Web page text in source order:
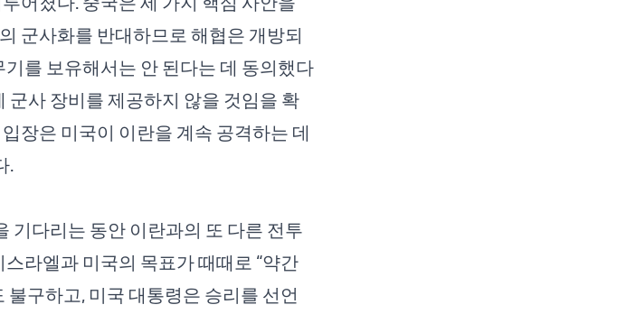
군사화를 반대하므로 해협은 개방되
를 보유해서는 안 된다는 데 동의했다
군사 장비를 제공하지 않을 것임을 확
장은 미국이 이란을 계속 공격하는 데
.
기다리는 동안 이란과의 또 다른 전투
라엘과 미국의 목표가 때때로 “약간
구하고, 미국 대통령은 승리를 선언